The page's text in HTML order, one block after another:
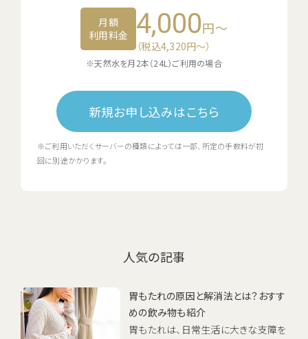
月額
利用料金
4,000円～
（税込4,320円〜）
※天然水を月2本（24L）ご利用の場合
新規お申し込みはこちら
※ご利用いただくサーバーの種類によっては一部、所定の手数料が初
回に別途かかります。
人気の記事
胃もたれの原因と解消法とは？おすす
めの飲み物も紹介
胃もたれは、日常生活に大きな支障を